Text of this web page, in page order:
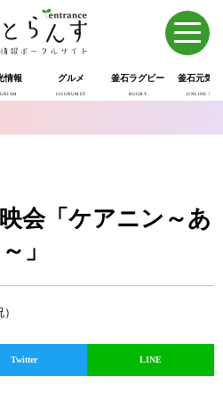
情報 グルメ
GOURUMET
釜石ラグビー
RUGBY
釜石元気
ONLINE SHOP
会「ケアニン～あ
」
Twitter LINE